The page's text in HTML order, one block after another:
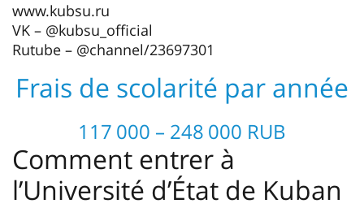
www.kubsu.ru
VK – @kubsu_official
Rutube – @channel/23697301
Frais de scolarité par année
117 000 – 248 000 RUB
Comment entrer à
l’Université d’État de Kuban